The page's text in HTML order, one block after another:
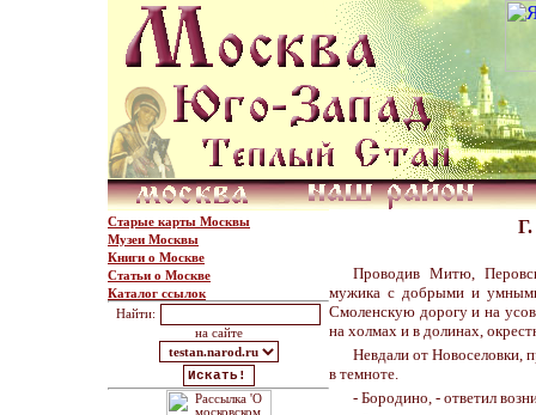
Старые карты Москвы
Музеи Москвы
Книги о Москве
Статьи о Москве
Каталог ссылок
Найти:
на сайте
Проводив Митю,
мужика с добрыми и умными
Смоленскую дорогу и на
на холмах и в долинах,
Невдали от Новоселовки,
в темноте.
- Бородино, - ответил